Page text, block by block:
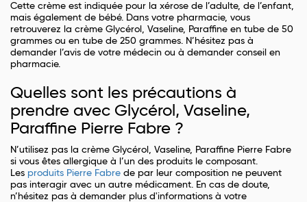
Cette crème est indiquée pour la xérose de l’adulte, de l’enfant,
mais également de bébé. Dans votre pharmacie, vous
retrouverez la crème Glycérol, Vaseline, Paraffine en tube de 50
grammes ou en tube de 250 grammes. N’hésitez pas à
demander l’avis de votre médecin ou à demander conseil en
pharmacie.
Quelles sont les précautions à
prendre avec Glycérol, Vaseline,
Paraffine Pierre Fabre ?
N’utilisez pas la crème Glycérol, Vaseline, Paraffine Pierre Fabre
si vous êtes allergique à l’un des produits le composant.
Les produits Pierre Fabre de par leur composition ne peuvent
pas interagir avec un autre médicament. En cas de doute,
n’hésitez pas à demander plus d'informations à votre